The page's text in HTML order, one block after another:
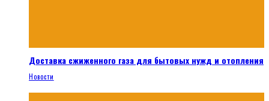
Доставка сжиженного газа для бытовых нужд и отопления
Новости